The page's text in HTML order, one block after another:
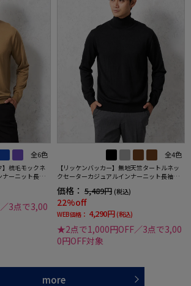
全6色
】梳毛モックネ
ナーニット長袖
3点で3,00
全4色
【リッケンバッカー】無地天竺タートルネッ
クセーターカジュアルインナーニット長袖保
価格： 5,489円 (税込)
22%off
WEB価格： 4,290円 (税込)
★2点で1,000円OFF／3点で3,00
0円OFF対象
more